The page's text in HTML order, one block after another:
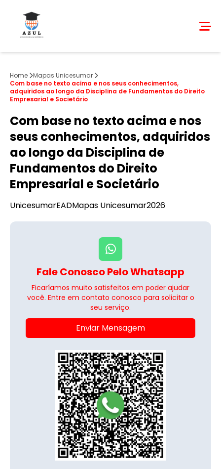
Home
Mapas Unicesumar
Com base no texto acima e nos seus conhecimentos,
adquiridos ao longo da Disciplina de Fundamentos do Direito
Empresarial e Societário
Com base no texto acima e nos
seus conhecimentos, adquiridos
ao longo da Disciplina de
Fundamentos do Direito
Empresarial e Societário
UnicesumarEADMapas Unicesumar2026
Fale Conosco Pelo Whatsapp
Ficaríamos muito satisfeitos em poder ajudar
você. Entre em contato conosco para solicitar o
seu serviço.
Enviar Mensagem